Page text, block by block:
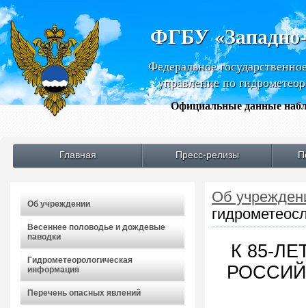
ФГБУ
Федеральное
управление по
Официальные данные
Главная Пресс-релизы
Об учреждении
Весеннее половодье и дождевые
паводки
Гидрометеорологическая
информация
Перечень опасных явлений
Об
К 85-